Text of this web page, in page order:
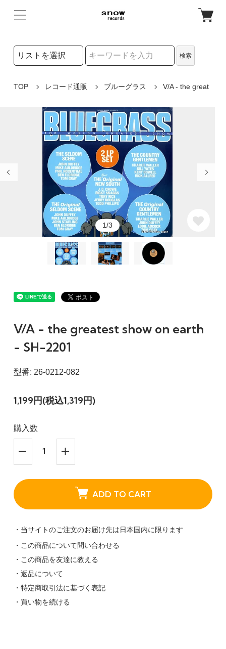
検索リストの選択
検索
TOP レコード通販 ブルーグラス V/A - the great
1/3
V/A - the greatest show on earth
- SH-2201
型番: 26-0212-082
1,199円(税込1,319円)
購入数
ADD TO CART
・当サイトのご注文のお届け先は日本国内に限ります
・この商品について問い合わせる
・この商品を友達に教える
・返品について
・特定商取引法に基づく表記
・買い物を続ける